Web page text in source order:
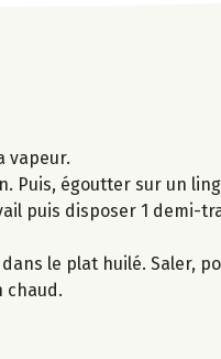
vapeur.
Puis, égoutter sur un
puis disposer 1 demi-
le plat huilé. Saler,
chaud.